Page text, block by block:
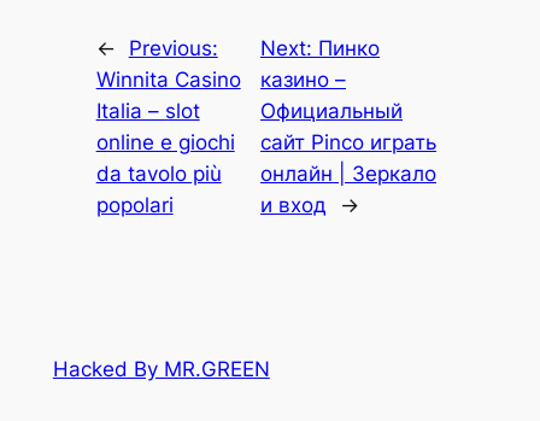
←
Previous:
Winnita Casino
Italia – slot
online e giochi
da tavolo più
popolari
Next: Пинко
казино –
Официальный
сайт Pinco играть
онлайн | Зеркало
и вход
→
Hacked By MR.GREEN